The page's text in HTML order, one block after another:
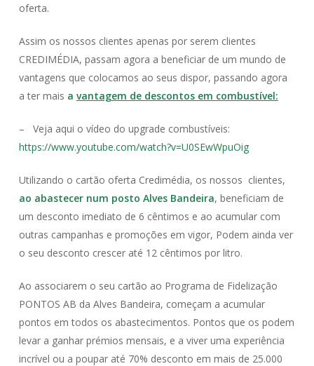
oferta.
Assim os nossos clientes apenas por serem clientes
CREDIMÉDIA, passam agora a beneficiar de um mundo de
vantagens que colocamos ao seus dispor, passando agora
a ter mais a vantagem de descontos em combustível:
– Veja aqui o vídeo do upgrade combustíveis:
https://www.youtube.com/watch?v=U0SEwWpuOig
Utilizando o cartão oferta Credimédia, os nossos clientes,
ao abastecer num posto Alves Bandeira, beneficiam de
um desconto imediato de 6 cêntimos e ao acumular com
outras campanhas e promoções em vigor, Podem ainda ver
o seu desconto crescer até 12 cêntimos por litro.
Ao associarem o seu cartão ao Programa de Fidelização
PONTOS AB da Alves Bandeira, começam a acumular
pontos em todos os abastecimentos. Pontos que os podem
levar a ganhar prémios mensais, e a viver uma experiência
incrível ou a poupar até 70% desconto em mais de 25.000